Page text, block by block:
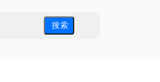
搜 索